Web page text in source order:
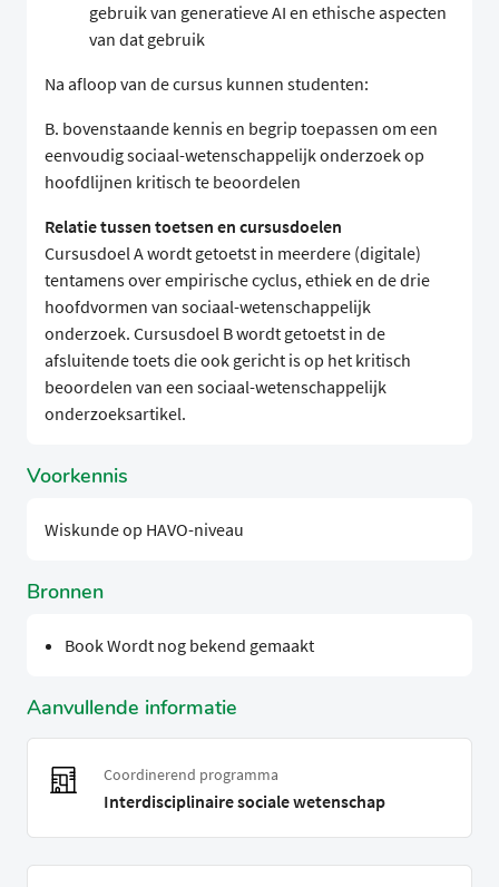
gebruik van generatieve AI en ethische aspecten
van dat gebruik
Na afloop van de cursus kunnen studenten:
B. bovenstaande kennis en begrip toepassen om een
eenvoudig sociaal-wetenschappelijk onderzoek op
hoofdlijnen kritisch te beoordelen
Relatie tussen toetsen en cursusdoelen
Cursusdoel A wordt getoetst in meerdere (digitale)
tentamens over empirische cyclus, ethiek en de drie
hoofdvormen van sociaal-wetenschappelijk
onderzoek. Cursusdoel B wordt getoetst in de
afsluitende toets die ook gericht is op het kritisch
beoordelen van een sociaal-wetenschappelijk
onderzoeksartikel.
Voorkennis
Wiskunde op HAVO-niveau
Bronnen
Book Wordt nog bekend gemaakt
Aanvullende informatie
Coordinerend programma
Interdisciplinaire sociale wetenschap